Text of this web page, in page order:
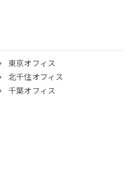
東京オフィス
北千住オフィス
千葉オフィス